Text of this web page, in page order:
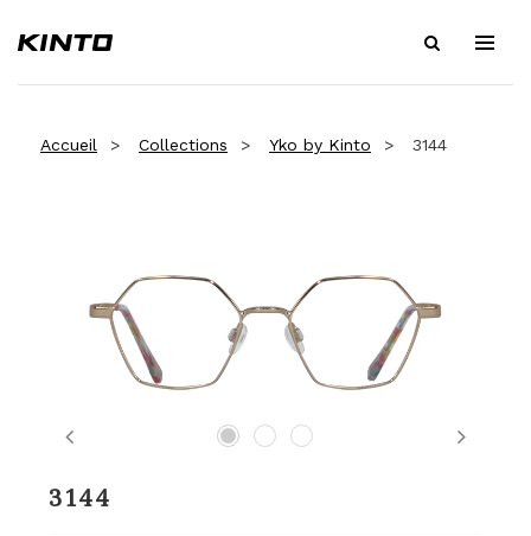
Accueil Collections Yko by Kinto 3144
Previous Next
3144